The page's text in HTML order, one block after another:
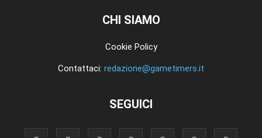
CHI SIAMO
Cookie Policy
Contattaci: redazione@gametimers.it
SEGUICI